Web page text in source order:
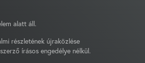
alatt áll.
részletének újraközlése
írásos engedélye nélkül.